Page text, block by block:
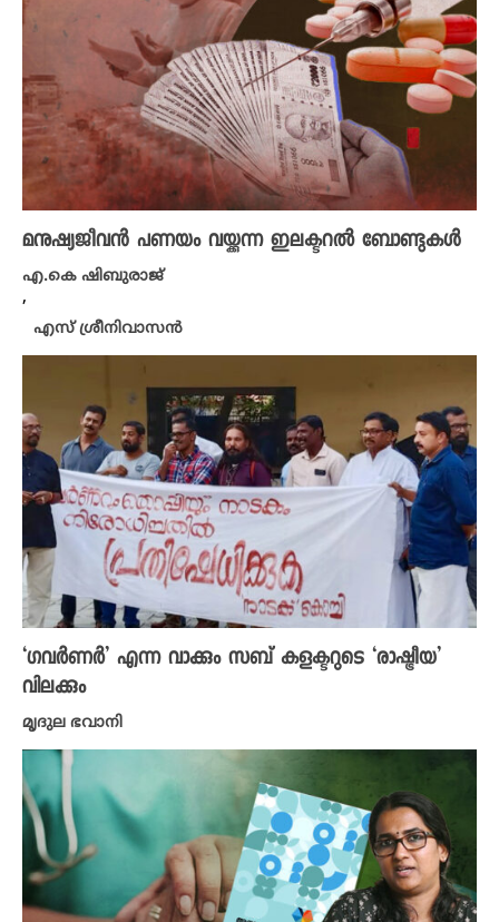
മനുഷ്യജീവൻ പണയം വയ്ക്കുന്ന ഇലക്ടറൽ ബോണ്ടുകൾ
എ.കെ ഷിബുരാജ്
,
എസ് ശ്രീനിവാസൻ
‘ഗവർണർ’ എന്ന വാക്കും സബ് കളക്ടറുടെ ‘രാഷ്ട്രീയ’
വിലക്കും
മൃദുല ഭവാനി